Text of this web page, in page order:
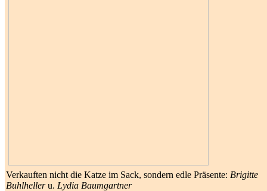
Verkauften nicht die Katze im Sack, sondern edle Präsente: Brigitte
Buhlhelleru. Lydia Baumgartner